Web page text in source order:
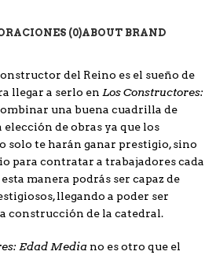
(0)ABOUT BRAND
del Reino es el sueño de
llegar a serlo en Los Constructores:
una buena cuadrilla de
de obras ya que los
solo te harán ganar prestigio, sino
para contratar a trabajadores cada
manera podrás ser capaz de
llegando a poder ser
construcción de la catedral.
Edad Media no es otro que el